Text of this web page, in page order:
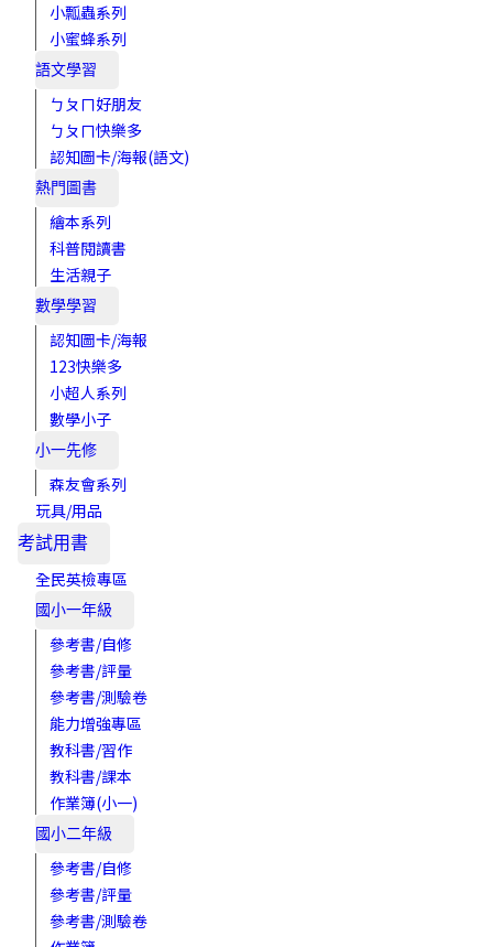
小瓢蟲系列
小蜜蜂系列
語文學習
ㄅㄆㄇ好朋友
ㄅㄆㄇ快樂多
認知圖卡/海報(語文)
熱門圖書
繪本系列
科普閱讀書
生活親子
數學學習
認知圖卡/海報
123快樂多
小超人系列
數學小子
小一先修
森友會系列
玩具/用品
考試用書
全民英檢專區
國小一年級
參考書/自修
參考書/評量
參考書/測驗卷
能力增強專區
教科書/習作
教科書/課本
作業簿(小一)
國小二年級
參考書/自修
參考書/評量
參考書/測驗卷